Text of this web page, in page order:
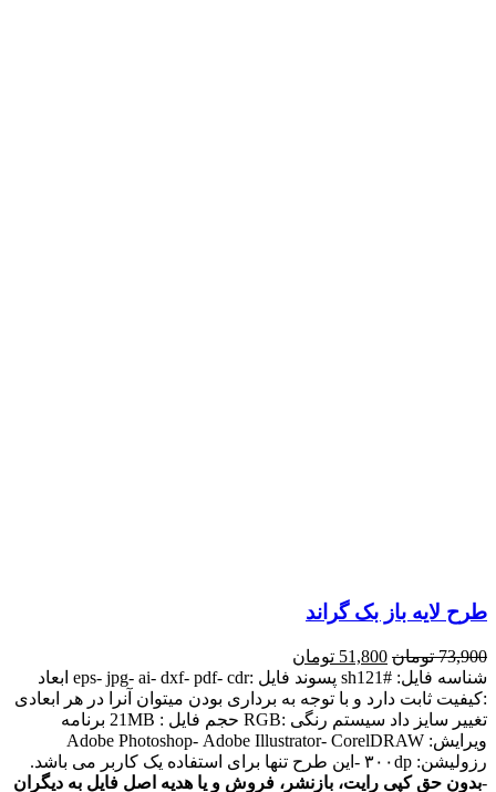
طرح لایه باز بک گراند
73,900 تومان 51,800 تومان
شناسه فایل: #sh121 پسوند فایل :eps- jpg- ai- dxf- pdf- cdr ابعاد
:کیفیت ثابت دارد و با توجه به برداری بودن میتوان آنرا در هر ابعادی
تغییر سایز داد سیستم رنگی :RGB حجم فایل : 21MB برنامه
ویرایش: Adobe Photoshop- Adobe Illustrator- CorelDRAW
رزولیشن: ۳۰۰dp -این طرح تنها برای استفاده یک کاربر می باشد.
-بدون حق کپی رایت، بازنشر، فروش و یا هدیه اصل فایل به دیگران